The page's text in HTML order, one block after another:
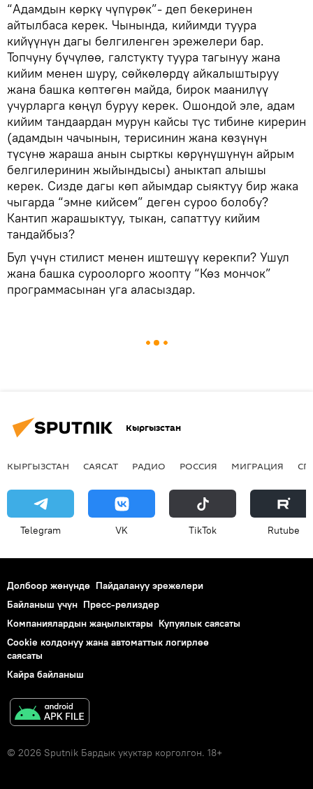
“Адамдын көркү чүпүрөк”- деп бекеринен
айтылбаса керек. Чынында, кийимди туура
кийүүнүн дагы белгиленген эрежелери бар.
Топчуну бүчүлөө, галстукту туура тагынуу жана
кийим менен шуру, сөйкөлөрдү айкалыштыруу
жана башка көптөгөн майда, бирок маанилүү
учурларга көңүл буруу керек. Ошондой эле, адам
кийим тандаардан мурун кайсы түс тибине кирерин
(адамдын чачынын, терисинин жана көзүнүн
түсүнө жараша анын сырткы көрүнүшүнүн айрым
белгилеринин жыйындысы) аныктап алышы
керек. Сизде дагы көп айымдар сыяктуу бир жака
чыгарда “эмне кийсем” деген суроо болобу?
Кантип жарашыктуу, тыкан, сапаттуу кийим
тандайбыз?
Бул үчүн стилист менен иштешүү керекпи? Ушул
жана башка суроолорго жоопту “Көз мончок”
программасынан уга аласыздар.
Кыргызстан
КЫРГЫЗСТАН САЯСАТ РАДИО РОССИЯ МИГРАЦИЯ
Telegram VK ТikТоk Rutube
Долбоор жөнүндө Пайдалануу эрежелери
Байланыш үчүн Пресс-релиздер
Компаниялардын жаңылыктары Купуялык саясаты
Cookie колдонуу жана автоматтык логирлөө
саясаты
Кайра байланыш
© 2026 Sputnik Бардык укуктар корголгон. 18+